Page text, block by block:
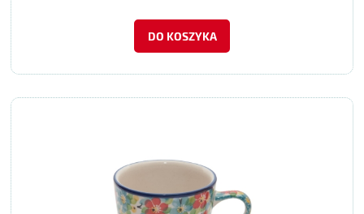
DO KOSZYKA